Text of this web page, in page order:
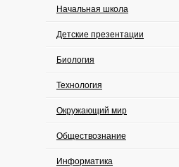
Начальная школа
Детские презентации
Биология
Технология
Окружающий мир
Обществознание
Информатика